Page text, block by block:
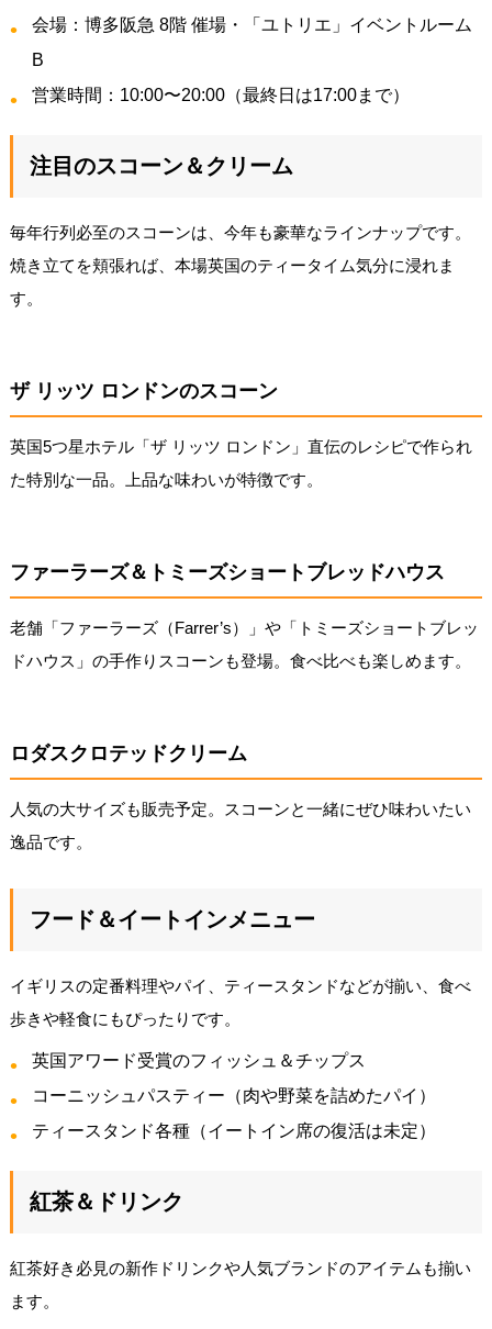
会場：博多阪急 8階 催場・「ユトリエ」イベントルーム
B
営業時間：10:00〜20:00（最終日は17:00まで）
注目のスコーン＆クリーム
毎年行列必至のスコーンは、今年も豪華なラインナップです。
焼き立てを頬張れば、本場英国のティータイム気分に浸れま
す。
ザ リッツ ロンドンのスコーン
英国5つ星ホテル「ザ リッツ ロンドン」直伝のレシピで作られ
た特別な一品。上品な味わいが特徴です。
ファーラーズ＆トミーズショートブレッドハウス
老舗「ファーラーズ（Farrer’s）」や「トミーズショートブレッ
ドハウス」の手作りスコーンも登場。食べ比べも楽しめます。
ロダスクロテッドクリーム
人気の大サイズも販売予定。スコーンと一緒にぜひ味わいたい
逸品です。
フード＆イートインメニュー
イギリスの定番料理やパイ、ティースタンドなどが揃い、食べ
歩きや軽食にもぴったりです。
英国アワード受賞のフィッシュ＆チップス
コーニッシュパスティー（肉や野菜を詰めたパイ）
ティースタンド各種（イートイン席の復活は未定）
紅茶＆ドリンク
紅茶好き必見の新作ドリンクや人気ブランドのアイテムも揃い
ます。